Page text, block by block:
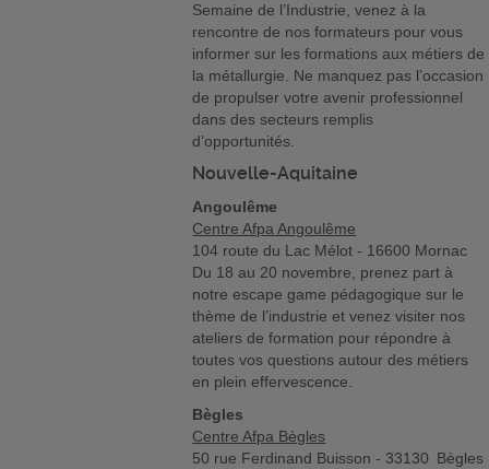
Semaine de l’Industrie, venez à la
rencontre de nos formateurs pour vous
informer sur les formations aux métiers de
la métallurgie. Ne manquez pas l’occasion
de propulser votre avenir professionnel
dans des secteurs remplis
d’opportunités.
Nouvelle-Aquitaine
Angoulême
Centre Afpa Angoulême
104 route du Lac Mélot - 16600 Mornac
Du 18 au 20 novembre, prenez part à
notre escape game pédagogique sur le
thème de l’industrie et venez visiter nos
ateliers de formation pour répondre à
toutes vos questions autour des métiers
en plein effervescence.
Bègles
Centre Afpa Bègles
50 rue Ferdinand Buisson - 33130 Bègles